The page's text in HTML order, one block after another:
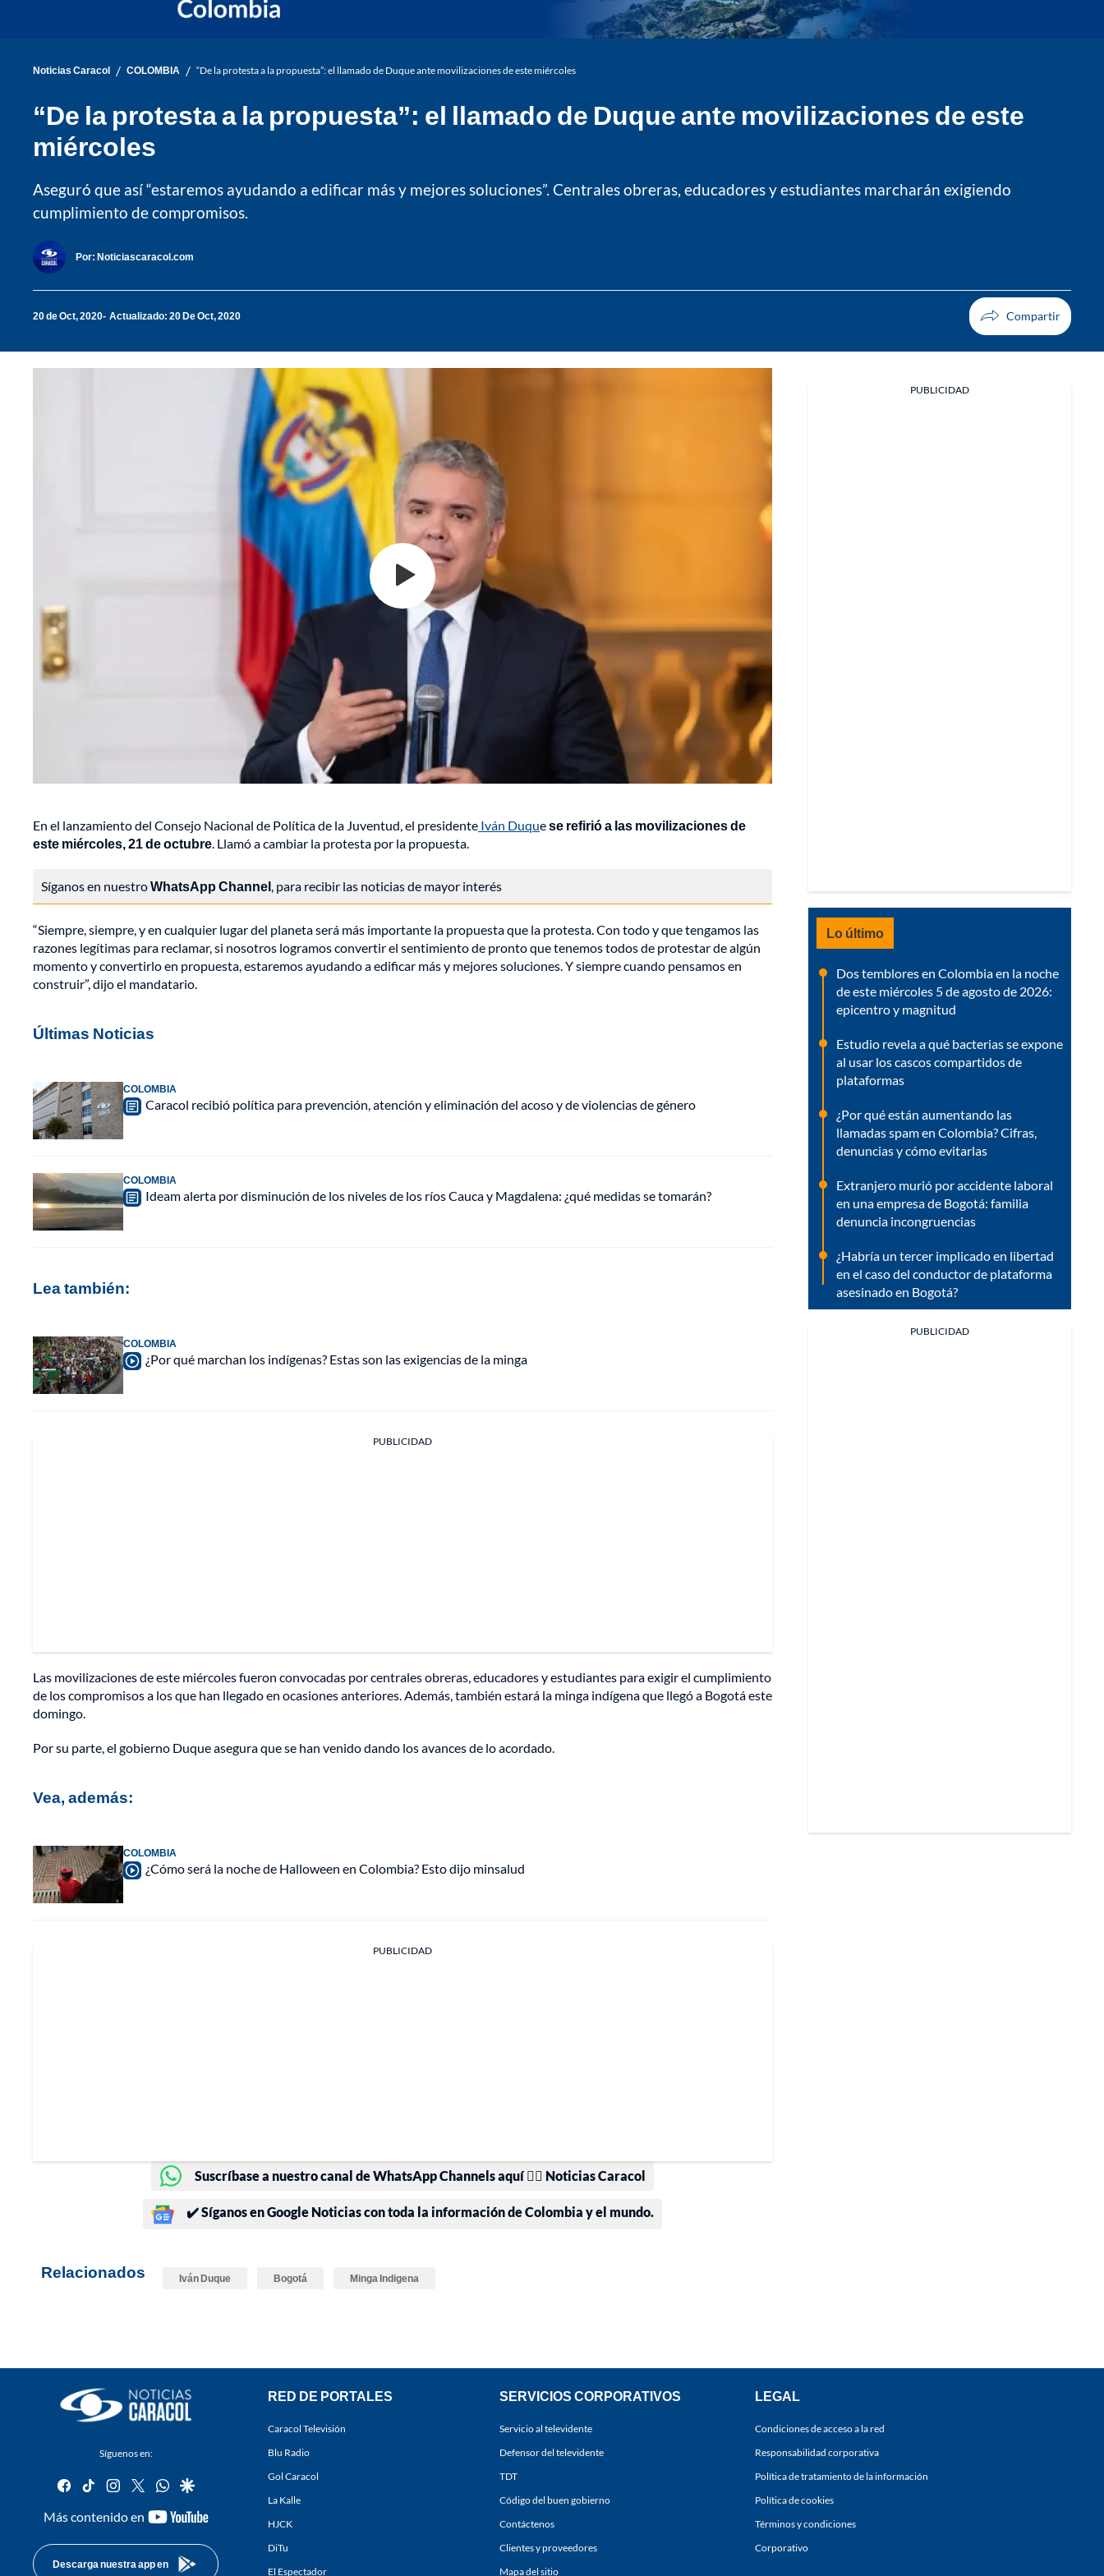
Noticias Caracol / COLOMBIA / “De la protesta a la propuesta”: el llamado de Duque ante movilizaciones de este miércoles
“De la protesta a la propuesta”: el llamado de Duque ante movilizaciones de este
miércoles
Aseguró que así “estaremos ayudando a edificar más y mejores soluciones”. Centrales obreras, educadores y estudiantes marcharán exigiendo
cumplimiento de compromisos.
Por: Noticiascaracol.com
20 de Oct, 2020 Actualizado: 20 De Oct, 2020
En el lanzamiento del Consejo Nacional de Política de la Juventud, el presidente Iván Duquese refirió a las movilizaciones de
este miércoles, 21 de octubre. Llamó a cambiar la protesta por la propuesta.
Síganos en nuestroWhatsApp Channel, para recibir las noticias de mayor interés
“Siempre, siempre, y en cualquier lugar del planeta será más importante la propuesta que la protesta. Con todo y que tengamos las
razones legítimas para reclamar, si nosotros logramos convertir el sentimiento de pronto que tenemos todos de protestar de algún
momento y convertirlo en propuesta, estaremos ayudando a edificar más y mejores soluciones. Y siempre cuando pensamos en
construir”, dijo el mandatario.
Últimas Noticias
COLOMBIA
Caracol recibió política para prevención, atención y eliminación del acoso y de violencias de género
COLOMBIA
Ideam alerta por disminución de los niveles de los ríos Cauca y Magdalena: ¿qué medidas se tomarán?
Lea también:
COLOMBIA
¿Por qué marchan los indígenas? Estas son las exigencias de la minga
PUBLICIDAD
Las movilizaciones de este miércoles fueron convocadas por centrales obreras, educadores y estudiantes para exigir el cumplimiento
de los compromisos a los que han llegado en ocasiones anteriores. Además, también estará la minga indígena que llegó a Bogotá este
domingo.
Por su parte, el gobierno Duque asegura que se han venido dando los avances de lo acordado.
Vea, además:
COLOMBIA
¿Cómo será la noche de Halloween en Colombia? Esto dijo minsalud
PUBLICIDAD
Suscríbase a nuestro canal de WhatsApp Channels aquí 👉🏻 Noticias Caracol
✔️ Síganos en Google Noticias con toda la información de Colombia y el mundo.
Relacionados Iván Duque Bogotá Minga Indigena
PUBLICIDAD
Lo último
Dos temblores en Colombia en la noche
de este miércoles 5 de agosto de 2026:
epicentro y magnitud
Estudio revela a qué bacterias se expone
al usar los cascos compartidos de
plataformas
¿Por qué están aumentando las
llamadas spam en Colombia? Cifras,
denuncias y cómo evitarlas
Extranjero murió por accidente laboral
en una empresa de Bogotá: familia
denuncia incongruencias
¿Habría un tercer implicado en libertad
en el caso del conductor de plataforma
asesinado en Bogotá?
PUBLICIDAD
Síguenos en:
facebook
tiktok instagram
twitterwhatsapp
google
Más contenido en
youtube-
Descarga nuestra app en
RED DE PORTALES
Caracol Televisión
Blu Radio
Gol Caracol
La Kalle
HJCK
DiTu
El Espectador
SERVICIOS CORPORATIVOS
Servicio al televidente
Defensor del televidente
TDT
Código del buen gobierno
Contáctenos
Clientes y proveedores
Mapa del sitio
LEGAL
Condiciones de acceso a la red
Responsabilidad corporativa
Política de tratamiento de la información
Política de cookies
Términos y condiciones
Corporativo